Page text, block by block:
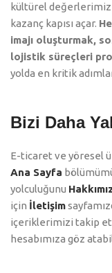
kültürel
kazanç kapısı açar.
imajı oluşturmak,
lojistik süreçleri
yolda en kritik
Bizi Daha
E-ticaret ve yöresel
Ana Sayfa
yolculuğunu
için İletişim
içeriklerimizi takip
hesabımıza göz